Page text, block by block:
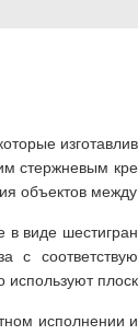
стержневым
объектов
виде
с
используют